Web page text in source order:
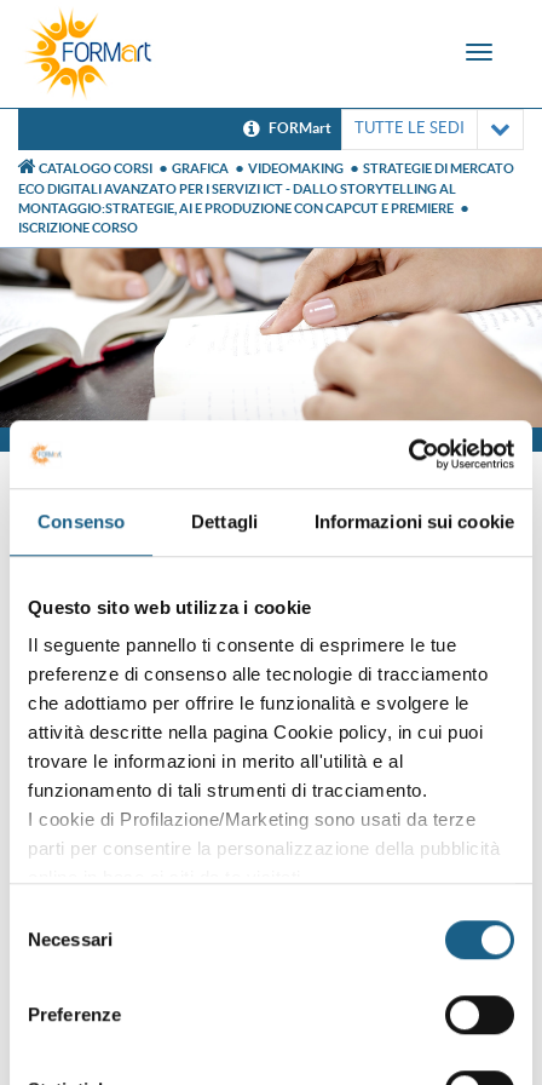
Consenso Dettagli Informazioni sui cookie
Questo sito web utilizza i cookie
Il seguente pannello ti consente di esprimere le tue
preferenze di consenso alle tecnologie di tracciamento
che adottiamo per offrire le funzionalità e svolgere le
attività descritte nella pagina Cookie policy, in cui puoi
trovare le informazioni in merito all'utilità e al
funzionamento di tali strumenti di tracciamento.
I cookie di Profilazione/Marketing sono usati da terze
parti per consentire la personalizzazione della pubblicità
qualsiasi momento. Consulta anche la nostra Privacy
delNecessari
Preferenze
Toggle
FORMart TUTTE LE SEDI
CATALOGO CORSI GRAFICA VIDEOMAKING
STRATEGIE DI MERCATO
ECO DIGITALI AVANZATO PER I SERVIZI ICT - DALLO STORYTELLING AL
MONTAGGIO:STRATEGIE, AI E PRODUZIONE CON CAPCUT E PREMIERE
ISCRIZIONE CORSO
Iscrizione
Sei già cliente?
Accedi con le credenziali che hai già creato in fase di
AZIENDA PRIVATO
P. IVA
PASSWORD (minimo 8 caratteri)
Oppure prosegui l'iscrizione al corso come
Puoi proseguire l'iscrizione al corso senza fare login. Scegli